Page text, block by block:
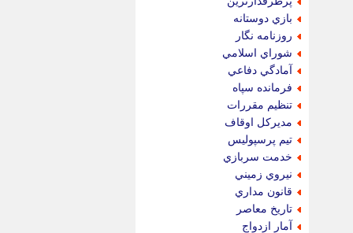
بازي دوستانه
روزنامه نگار
شوراي اسلامي
آمادگي دفاعي
فرمانده سپاه
تنظيم مقررات
مديركل اوقاف
تيم پرسپوليس
خدمت سربازي
نيروي زميني
قانون مداري
تاريخ معاصر
آمار ازدواج